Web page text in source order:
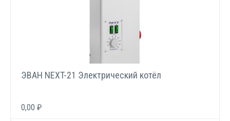
ЭВАН NEXT-21 Электрический котёл
0,00 ₽